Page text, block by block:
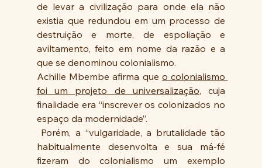
de levar a civilização para onde ela não
existia que redundou em um processo de
destruição e morte, de espoliação e
aviltamento, feito em nome da razão e a
que se denominou colonialismo.
Achille Mbembe afirma que o colonialismo
foi um projeto de universalização, cuja
finalidade era “inscrever os colonizados no
espaço da modernidade”.
habitualmente desenvolta e sua má-fé
fizeram do colonialismo um exemplo